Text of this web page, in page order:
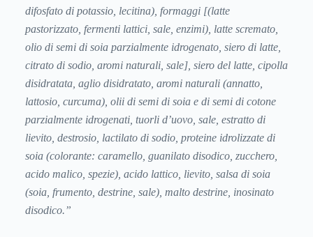
difosfato di potassio, lecitina), formaggi [(latte
pastorizzato, fermenti lattici, sale, enzimi), latte scremato,
olio di semi di soia parzialmente idrogenato, siero di latte,
citrato di sodio, aromi naturali, sale], siero del latte, cipolla
disidratata, aglio disidratato, aromi naturali (annatto,
lattosio, curcuma), olii di semi di soia e di semi di cotone
parzialmente idrogenati, tuorli d’uovo, sale, estratto di
lievito, destrosio, lactilato di sodio, proteine idrolizzate di
soia (colorante: caramello, guanilato disodico, zucchero,
acido malico, spezie), acido lattico, lievito, salsa di soia
(soia, frumento, destrine, sale), malto destrine, inosinato
disodico.”